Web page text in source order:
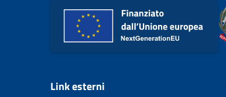
Link esterni